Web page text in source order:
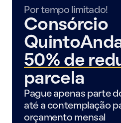
Por tempo limitado!
Consórcio
50% de
parcela
Pague apenas parte
até a contemplação
orçamento mensal